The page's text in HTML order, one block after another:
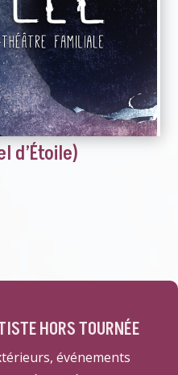
d’Étoile)
HORS TOURNÉE
événements